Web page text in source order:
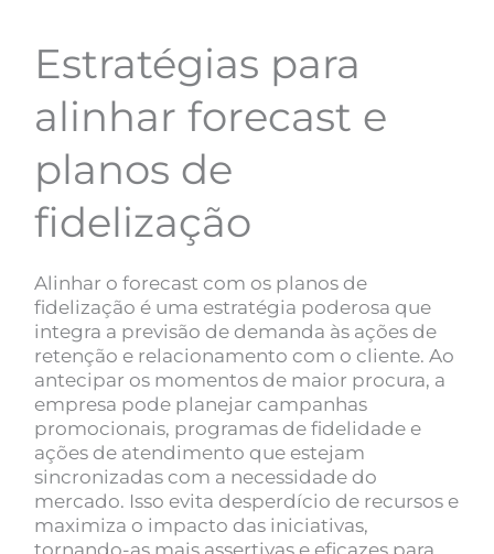
Estratégias para
alinhar forecast e
planos de
fidelização
Alinhar o forecast com os planos de
fidelização é uma estratégia poderosa que
integra a previsão de demanda às ações de
retenção e relacionamento com o cliente. Ao
antecipar os momentos de maior procura, a
empresa pode planejar campanhas
promocionais, programas de fidelidade e
ações de atendimento que estejam
sincronizadas com a necessidade do
mercado. Isso evita desperdício de recursos e
maximiza o impacto das iniciativas,
tornando-as mais assertivas e eficazes para